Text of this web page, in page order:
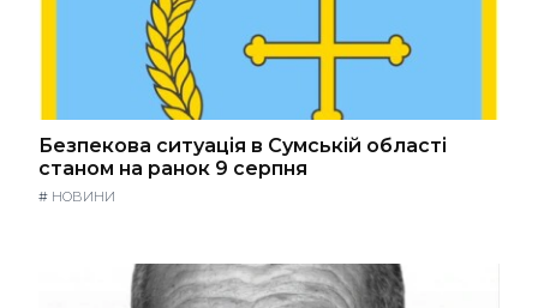
Безпекова ситуація в Сумській області
станом на ранок 9 серпня
# НОВИНИ